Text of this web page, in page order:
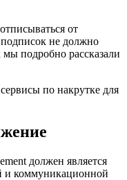
от
не должно
подробно рассказали
по накрутке для
должен является
и коммуникационной